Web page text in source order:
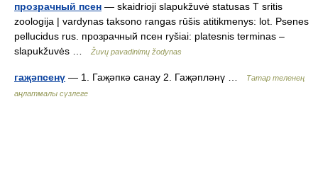
прозрачный псен — skaidrioji slapukžuvė statusas T sritis
zoologija | vardynas taksono rangas rūšis atitikmenys: lot. Psenes
pellucidus rus. прозрачный псен ryšiai: platesnis terminas –
slapukžuvės …
Žuvų pavadinimų žodynas
гаҗәпсенү — 1. Гаҗәпкә санау 2. Гаҗәпләнү …
Татар теленең
аңлатмалы сүзлеге